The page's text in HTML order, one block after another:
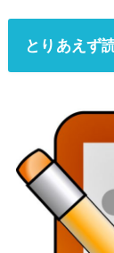
とりあえず